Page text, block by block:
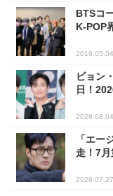
BTSコ
K-POP
2019.05.04
ビョン
日！
2026.08.04
「エー
走！7
2026.07.27